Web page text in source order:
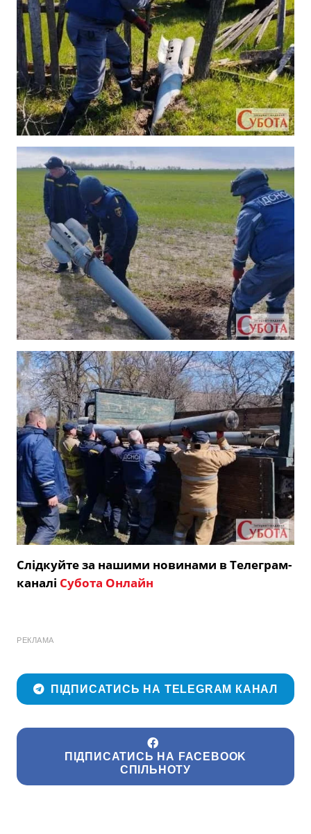
Слідкуйте за нашими новинами в Телеграм-
каналі Субота Онлайн
РЕКЛАМА
ПІДПИСАТИСЬ НА TELEGRAM КАНАЛ
ПІДПИСАТИСЬ НА FACEBOOK
СПІЛЬНОТУ